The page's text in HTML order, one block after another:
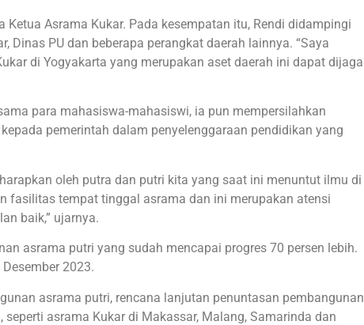
Asrama Kukar. Pada kesempatan itu, Rendi didampingi
Dinas PU dan beberapa perangkat daerah lainnya. “Saya
di Yogyakarta yang merupakan aset daerah ini dapat dijaga
para mahasiswa-mahasiswi, ia pun mempersilahkan
pemerintah dalam penyelenggaraan pendidikan yang
oleh putra dan putri kita yang saat ini menuntut ilmu di
fasilitas tempat tinggal asrama dan ini merupakan atensi
baik,” ujarnya.
asrama putri yang sudah mencapai progres 70 persen lebih.
2023.
asrama putri, rencana lanjutan penuntasan pembangunan
asrama Kukar di Makassar, Malang, Samarinda dan